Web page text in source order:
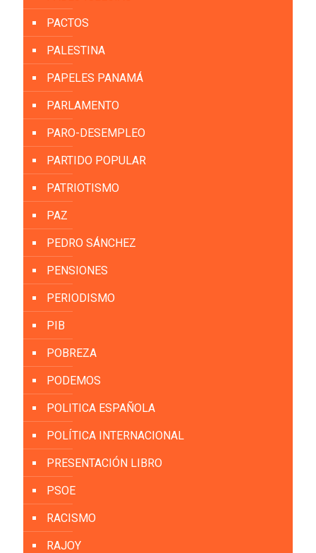
PACTOS
PALESTINA
PAPELES PANAMÁ
PARLAMENTO
PARO-DESEMPLEO
PARTIDO POPULAR
PATRIOTISMO
PAZ
PEDRO SÁNCHEZ
PENSIONES
PERIODISMO
PIB
POBREZA
PODEMOS
POLITICA ESPAÑOLA
POLÍTICA INTERNACIONAL
PRESENTACIÓN LIBRO
PSOE
RACISMO
RAJOY